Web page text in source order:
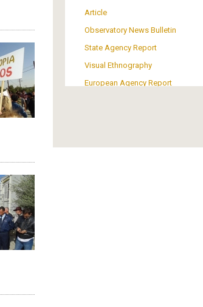
Support of Refugees and Migrants
Material Culture
Art
Article
Observatory News Bulletin
State Agency Report
Visual Ethnography
European Agency Report